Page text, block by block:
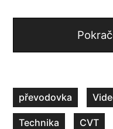
převodovka
Technika CVT